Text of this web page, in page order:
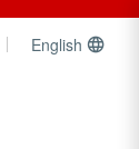
English